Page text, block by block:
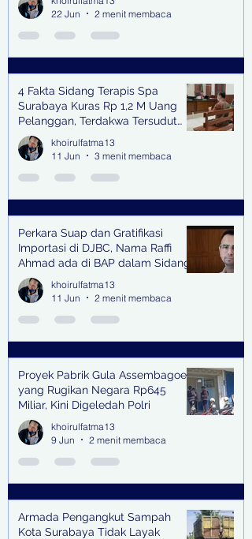
dan Pengendali Banjir
22 Jun
2 menit membaca
4 Fakta Sidang Terapis Spa
Surabaya Kuras Rp 1,2 M Uang
Pelanggan, Terdakwa Tersudut
oleh Keterangan Saksi Kunci
khoirulfatma13
11 Jun
3 menit membaca
Perkara Suap dan Gratifikasi
Importasi di DJBC, Nama Raffi
Ahmad ada di BAP dalam Sidang
khoirulfatma13
11 Jun
2 menit membaca
Proyek Pabrik Gula Assembagoes
yang Rugikan Negara Rp645
Miliar, Kini Digeledah Polri
khoirulfatma13
9 Jun
2 menit membaca
Armada Pengangkut Sampah
Kota Surabaya Tidak Layak